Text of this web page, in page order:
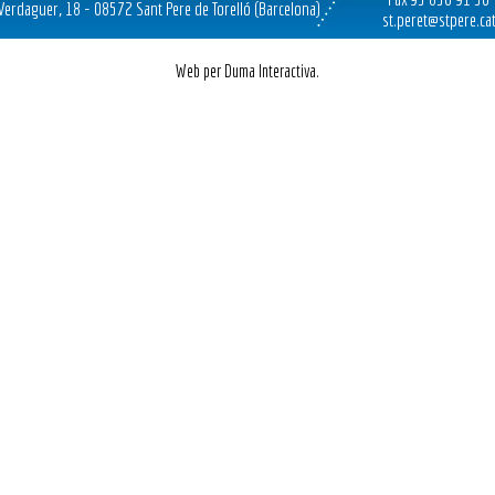
18 - 08572 Sant Pere de Torelló (Barcelona)
st.peret@stpere.cat
Web per Duma Interactiva.